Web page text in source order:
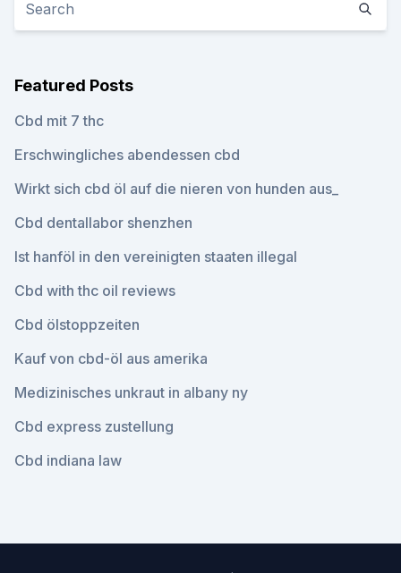
Featured Posts
Cbd mit 7 thc
Erschwingliches abendessen cbd
Wirkt sich cbd öl auf die nieren von hunden aus_
Cbd dentallabor shenzhen
Ist hanföl in den vereinigten staaten illegal
Cbd with thc oil reviews
Cbd ölstoppzeiten
Kauf von cbd-öl aus amerika
Medizinisches unkraut in albany ny
Cbd express zustellung
Cbd indiana law